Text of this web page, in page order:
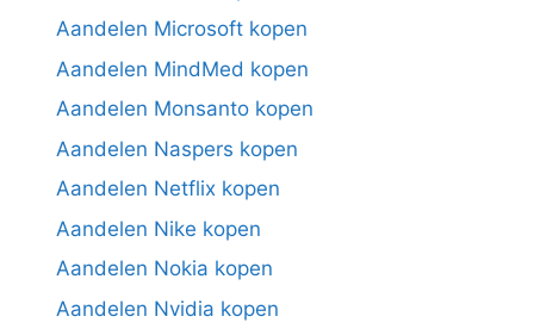
Aandelen Microsoft kopen
Aandelen MindMed kopen
Aandelen Monsanto kopen
Aandelen Naspers kopen
Aandelen Netflix kopen
Aandelen Nike kopen
Aandelen Nokia kopen
Aandelen Nvidia kopen